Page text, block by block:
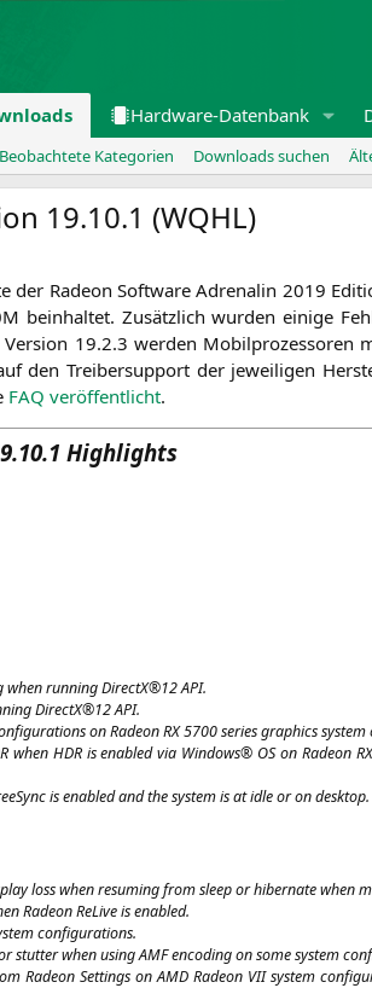
Hardware-Datenbank
Beobachtete Kategorien Downloads suchen
19.10.1 (WQHL)
der Rade­on Soft­ware Adre­na­lin 2019
beinhal­tet. Zusätz­lich wur­den eini­ge
19.2.3 wer­den Mobil­pro­zes­so­ren
den Trei­ber­sup­port der jewei­li­gen
FAQ ver­öf­fent­licht.
Highlights
when run­ning DirectX®12API.
DirectX®12API.
on Rade­onRX5700 series gra­phics
when HDRis enab­led via Win­dows® OSon Rade­on
is enab­led and the sys­tem is at idle or on desktop.
loss when resum­ing from sleep or hiber­na­te when
Rade­on ReLi­ve is enabled.
configurations.
stut­ter when usingAMFenco­ding on some sys­tem
Rade­on Set­tings onAMD Rade­on VIIsys­tem